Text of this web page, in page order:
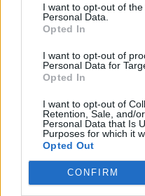
I want to opt-out of
Personal Data.
Opted In
I want to opt-out of
Personal Data for
Opted In
I want to opt-out of
Retention, Sale, and/
Personal Data that Is
Purposes for which it
Opted Out
CONFIRM
Portfolio.hu teljes
Kötéslisták: BÉT
kötéslistái
MÁR ELŐFIZETŐNK